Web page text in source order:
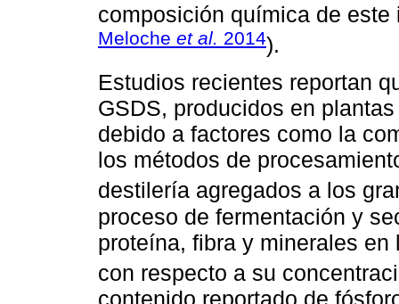
composición química de este
Meloche et al. 2014).
Estudios recientes reportan
GSDS, producidos en
debido a factores como la
los métodos de
destilería agregados a los
proceso de fermentación y
proteína, fibra y minerales
con respecto a su
contenido reportado de